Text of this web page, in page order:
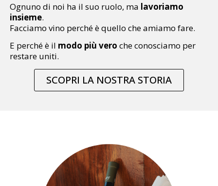
Ognuno di noi ha il suo ruolo, ma lavoriamo
insieme.
Facciamo vino perché è quello che amiamo fare.
E perché è il modo più vero che conosciamo per
restare uniti.
SCOPRI LA NOSTRA STORIA